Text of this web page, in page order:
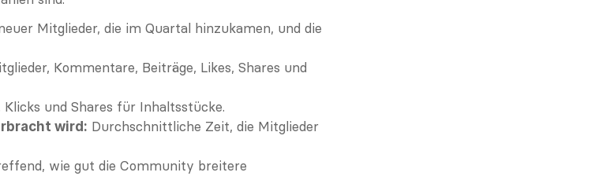
Mitglieder, die im Quartal hinzukamen, und die
Kommentare, Beiträge, Likes, Shares und
und Shares für Inhaltsstücke.
wird: Durchschnittliche Zeit, die Mitglieder
wie gut die Community breitere